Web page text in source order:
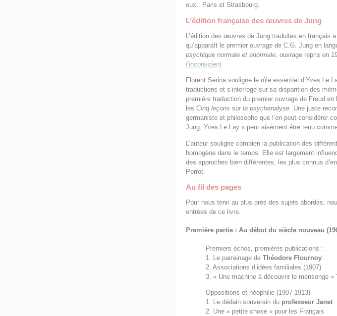
eux : Paris et Strasbourg.
L’édition française des œuvres de Jung
L’édition des œuvres de Jung traduites en français
qu’apparaît le premier ouvrage de C.G. Jung en
psychique normale et anormale, ouvrage repris en
l’inconscient.
Florent Serina souligne le rôle essentiel d’Yves Le
traductions et s’interroge sur sa disparition des
première traduction du premier ouvrage de Freud
lesCinq leçons sur la psychanalyse. Une juste
germaniste et philosophe que l’on peut considérer
Jung, Yves Le Lay « peut aisément être tenu
L’auteur souligne combien la publication des
homogène dans le temps. Elle est largement
des approches bien différentes, les plus connus
Perrot.
Au fil des pages
Pour nous tenir au plus près des sujets abordés,
entrées de ce livre.
Première partie : Au début du siècle nouveau
Premiers échos, premières publications :
1. Le parrainage deThéodore Flournoy
2. Associations d’idées familiales (1907)
3. « Une machine à découvrir le mensonge »
Oppositions et néophilie (1907‑1913)
1. Le dédain souverain du professeur Janet
2. Une « petite chose » pour les Français